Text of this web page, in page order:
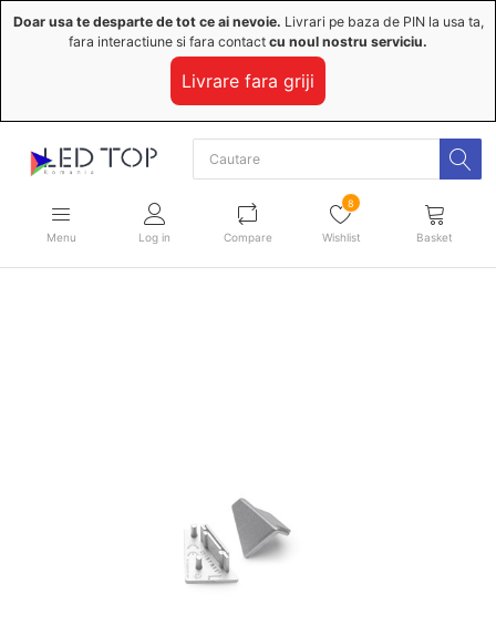
Doar usa te desparte de tot ce ai nevoie. Livrari pe baza de PIN la usa ta,
fara interactiune si fara contact cu noul nostru serviciu.
Livrare fara griji
Menu Log in Compare
8
Wishlist Basket